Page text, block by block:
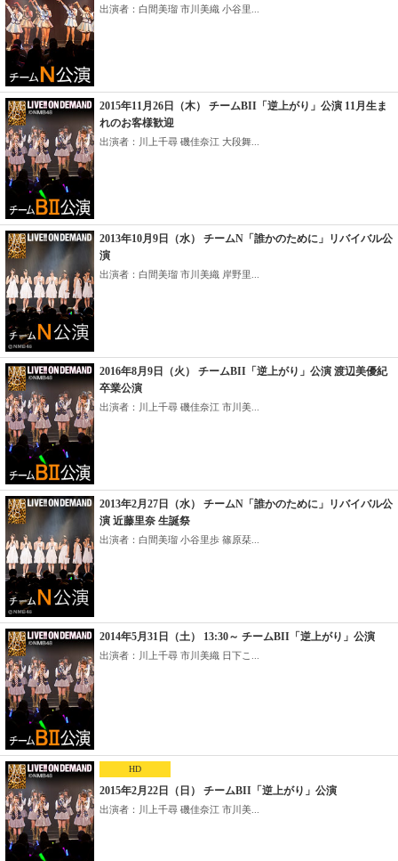
出演者：白間美瑠 市川美織 小谷里...
2015年11月26日（木） チームBII「逆上がり」公演 11月生ま
れのお客様歓迎
出演者：川上千尋 磯佳奈江 大段舞...
2013年10月9日（水） チームN「誰かのために」リバイバル公
演
出演者：白間美瑠 市川美織 岸野里...
2016年8月9日（火） チームBII「逆上がり」公演 渡辺美優紀
卒業公演
出演者：川上千尋 磯佳奈江 市川美...
2013年2月27日（水） チームN「誰かのために」リバイバル公
演 近藤里奈 生誕祭
出演者：白間美瑠 小谷里歩 篠原栞...
2014年5月31日（土） 13:30～ チームBII「逆上がり」公演
出演者：川上千尋 市川美織 日下こ...
HD
2015年2月22日（日） チームBII「逆上がり」公演
出演者：川上千尋 磯佳奈江 市川美...